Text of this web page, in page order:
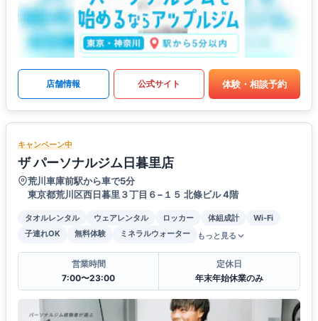
店舗情報 公式サイト 体験・相談予約
キャンペーン中
ザ パーソナルジム日暮里店
荒川車庫前駅から車で5分
東京都荒川区西日暮里３丁目６−１５ 北條ビル 4階
タオルレンタル ウェアレンタル ロッカー 体組成計
Wi-Fi
子連れOK
無料体験 ミネラルウォーター もっと見る
営業時間
7:00〜23:00
定休日
年末年始休業のみ